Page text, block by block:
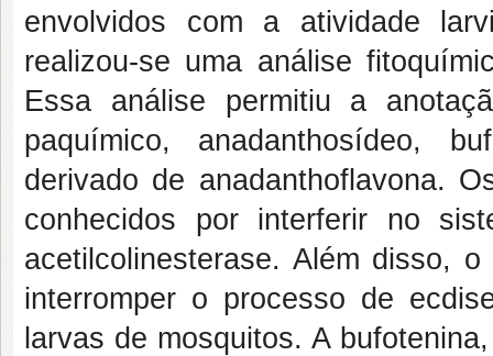
envolvidos com a atividade
realizou-se uma análise
Essa análise permitiu a
paquímico, anadanthosídeo,
derivado de anadanthoflavona.
conhecidos por interferir no
acetilcolinesterase. Além disso,
interromper o processo de
larvas de mosquitos. A